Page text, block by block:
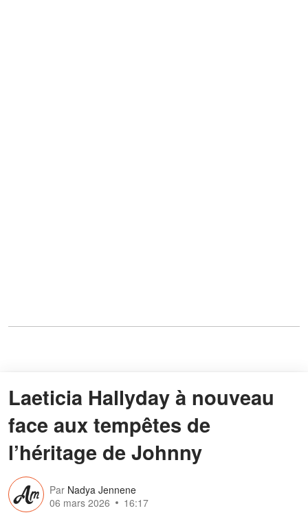
Laeticia Hallyday à nouveau
face aux tempêtes de
l’héritage de Johnny
Par Nadya Jennene
06 mars 2026
16:17